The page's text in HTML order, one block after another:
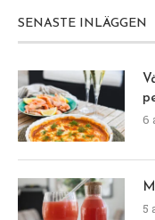
SENASTE INLÄGGEN
6
5